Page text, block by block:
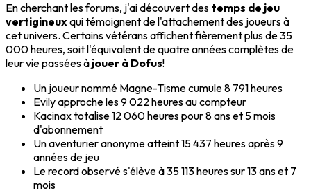
En cherchant les forums, j'ai découvert des temps de jeu
vertigineuxqui témoignent de l'attachement des joueurs à
cet univers. Certains vétérans affichent fièrement plus de 35
000 heures, soit l'équivalent de quatre années complètes de
leur vie passées à jouer à Dofus!
Un joueur nommé Magne-Tisme cumule 8 791 heures
Evily approche les 9 022 heures au compteur
Kacinax totalise 12 060 heures pour 8 ans et 5 mois
d'abonnement
Un aventurier anonyme atteint 15 437 heures après 9
années de jeu
Le record observé s'élève à 35 113 heures sur 13 ans et 7
mois